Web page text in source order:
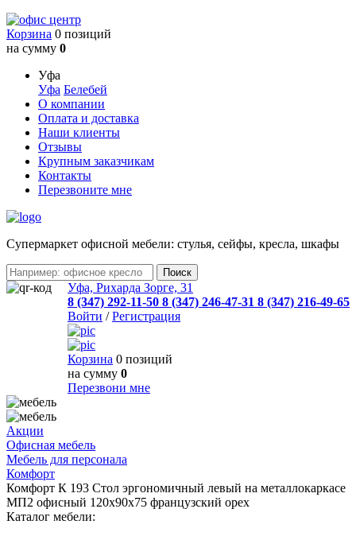
Корзина 0 позиций
на сумму 0
Уфа
Уфа Белебей
О компании
Оплата и доставка
Наши клиенты
Отзывы
Крупным заказчикам
Контакты
Перезвоните мне
Cупермаркет офисной мебели: стулья, сейфы, кресла, шкафы
Уфа, Рихарда Зорге, 31
8 (347) 292-11-50 8 (347) 246-47-31 8 (347) 216-49-65
Войти /Регистрация
Корзина 0 позиций
на сумму 0
Перезвони мне
Акции
Офисная мебель
Мебель для персонала
Комфорт
Комфорт К 193 Стол эргономичный левый на металлокаркасе
МП2 офисный 120x90x75 французский орех
Каталог мебели: